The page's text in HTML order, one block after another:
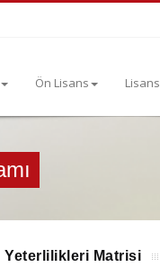
Ön Lisans Lisans
Yeterlilikleri Matrisi